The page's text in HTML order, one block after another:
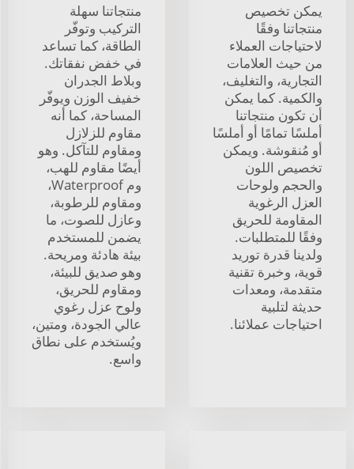
يمكن تخصيص
منتجاتنا وفقًا
لاحتياجات العملاء
من حيث العلامات
التجارية، والتغليف،
والكمية. كما يمكن
أن تكون منتجاتنا
أملسًا تمامًا أو أملسًا
أو مُنقوشة. ويمكن
تخصيص اللون
والحجم ولوحات
العزل الرغوية
المقاومة للحريق
وفقًا للمتطلبات.
ولدينا قدرة توريد
قوية، وخبرة تقنية
متقدمة، ومعدات
حديثة لتلبية
احتياجات عملائنا.
منتجاتنا سهلة
التركيب وتوفّر
الطاقة، كما تساعد
في خفض نفقاتك.
وبلاط الجدران
خفيف الوزن ويوفّر
المساحة، كما أنه
مقاوم للزلازل
ومقاوم للتآكل. وهو
أيضًا مقاوم للهب،
وم Waterproof،
ومقاوم للرطوبة،
وعازل للصوت، ما
يضمن للمستخدم
بيئة هادئة ومريحة.
وهو صديق للبيئة،
ومقاوم للحريق،
ولوح عزل رغوي
عالي الجودة، ومتين،
ويُستخدم على نطاق
واسع.